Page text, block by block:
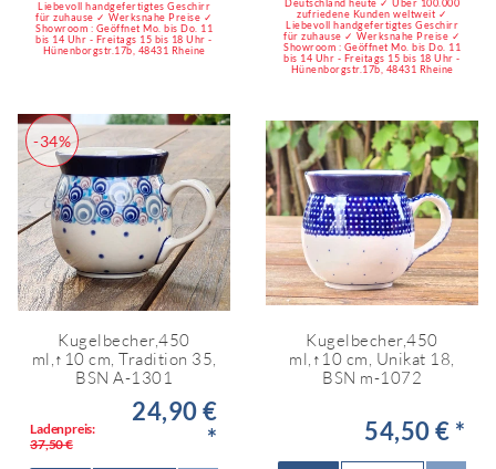
Liebevoll handgefertigtes Geschirr
für zuhause ✓ Werksnahe Preise ✓
Showroom : Geöffnet Mo. bis Do. 11
bis 14 Uhr - Freitags 15 bis 18 Uhr -
Hünenborgstr.17b, 48431 Rheine
Deutschland heute ✓ Über 100.000
zufriedene Kunden weltweit ✓
Liebevoll handgefertigtes Geschirr
für zuhause ✓ Werksnahe Preise ✓
Showroom : Geöffnet Mo. bis Do. 11
bis 14 Uhr - Freitags 15 bis 18 Uhr -
Hünenborgstr.17b, 48431 Rheine
-34%
Kugelbecher,450
ml,↑10 cm, Tradition 35,
BSN A-1301
Ladenpreis:
37,50 €
24,90 €
*
Kugelbecher,450
ml,↑10 cm, Unikat 18,
BSN m-1072
54,50 € *